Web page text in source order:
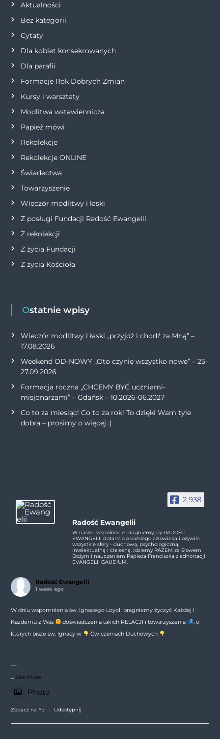
c
j
a
w
p
i
s
u
Aktualności
Bez kategorii
Cytaty
Dla kobiet konsekrowanych
Dla parafii
Formacje Rok Dobrych Zmian
Kursy i warsztaty
Modlitwa wstawiennicza
Papież mówi
Rekolekcje
Rekolekcje ONLINE
Świadectwa
Towarzyszenie
Wieczór modlitwy i łaski
Z posługi Fundacji Radość Ewangelii
Z rekolekcji
Z życia Fundacji
Z życia Kościoła
Ostatnie wpisy
Wieczór modlitwy i łaski „przyjdź i chodź za Mną” –
17.08.2026
Weekend OD-NOWY „Oto czynię wszystko nowe” – 25-
27.09.2026
Formacja roczna „CHCEMY BYĆ uczniami-
misjonarzami” – Gdańsk – 10.2026-06.2027
Co to za miesiąc! Co to za rok! To dzięki Wam tyle
dobra – prosimy o więcej :)
2,938
Radość Ewangelii
W naszej wspólnocie pragniemy, by RADOŚĆ
EWANGELII dotarła do każdego człowieka i ożywiła
wszystkie sfery - duchową, psychologiczną,
intelektualną i cielesną. Idziemy RAZEM za Słowem
Bożym i nauczaniem Papieża Franciszka z adhortacji
EVANGELII GAUDIUM.
Radość Ewangelii
1 week ago
W dniu wspomnienia św. Ignacego Loyoli pragniemy życzyć Każdej i
Każdemu z Was
doświadczenia takich RELACJI i towarzyszenia
, o
których pisze św. Ignacy w
Ćwiczeniach Duchowych
---
... See More
Photo
Zobacz na Fb · Udostępnij